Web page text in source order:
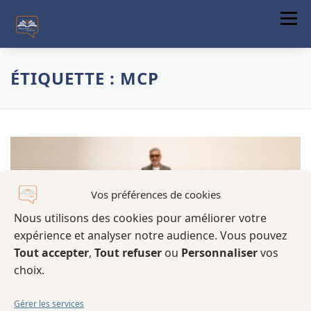
Vos préférences de cookies
Nous utilisons des cookies pour améliorer votre
expérience et analyser notre audience. Vous pouvez
Tout accepter, Tout refuser ou Personnaliservos
choix.
Gérer les services
Menu
COMMUNICATION DIGITALE
ACTUALITÉS
CONTACT
ÉTIQUETTE : MCP